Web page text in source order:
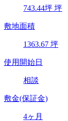
743.44坪 坪
敷地面積
1363.67 坪
使用開始日
相談
敷金(保証金)
4ヶ月